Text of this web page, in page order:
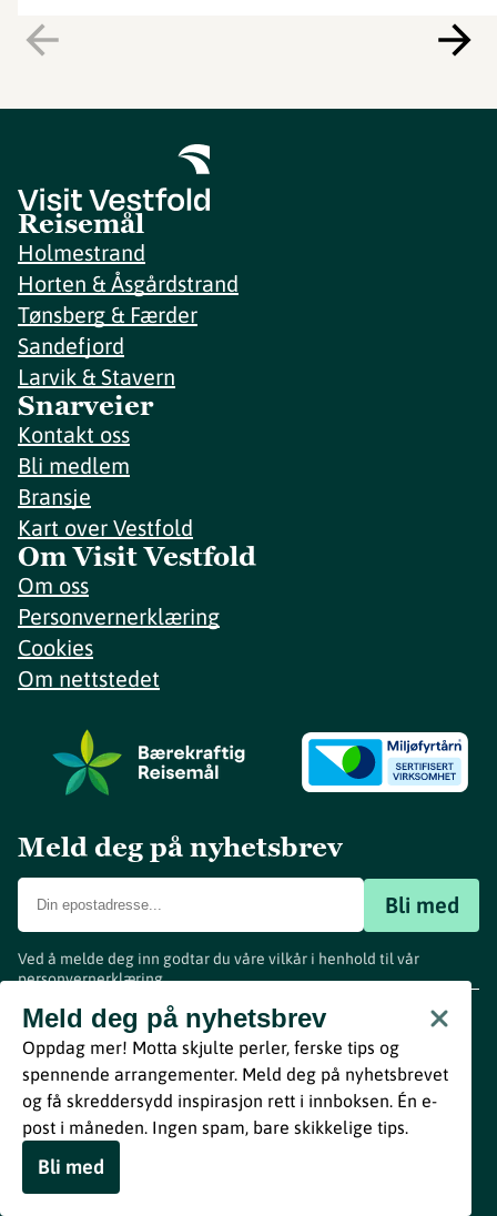
Reisemål
Holmestrand
Horten & Åsgårdstrand
Tønsberg & Færder
Sandefjord
Larvik & Stavern
Snarveier
Kontakt oss
Bli medlem
Bransje
Kart over Vestfold
Om Visit Vestfold
Om oss
Personvernerklæring
Cookies
Om nettstedet
Meld deg på nyhetsbrev
Bli med
Ved å melde deg inn godtar du våre vilkår i henhold til vår
personvernerklæring.
Meld deg på nyhetsbrev
Oppdag mer! Motta skjulte perler, ferske tips og
spennende arrangementer. Meld deg på nyhetsbrevet
og få skreddersydd inspirasjon rett i innboksen. Én e-
post i måneden. Ingen spam, bare skikkelige tips.
Bli med
www.visitvestfold.com
Turistinformasjon
Vestfold Fylkeskommune
ByBreakfast